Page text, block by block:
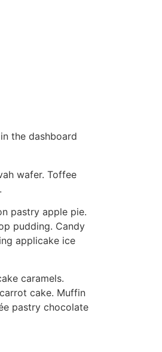
the dashboard
wafer. Toffee
pastry apple pie.
pudding. Candy
applicake ice
caramels.
cake. Muffin
pastry chocolate